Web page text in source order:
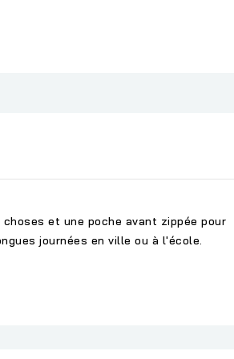
et une poche avant zippée pour
journées en ville ou à l'école.